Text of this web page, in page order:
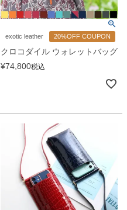
exotic leather 20%OFF COUPON
クロコダイル ウォレットバッグ
¥74,800税込